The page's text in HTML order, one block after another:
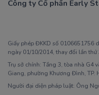
Công ty Cổ phần Early
Giấy phép ĐKKD số 0106651756
ngày 01/10/2014, thay đổi lần
Trụ sở chính: Tầng 3, tòa nhà G4
Giang, phường Khương Đình, TP.
Người đại diện pháp luật: Ông